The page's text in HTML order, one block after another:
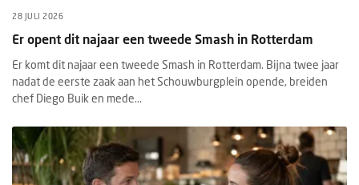
28 JULI 2026
Er opent dit najaar een tweede Smash in Rotterdam
Er komt dit najaar een tweede Smash in Rotterdam. Bijna twee jaar
nadat de eerste zaak aan het Schouwburgplein opende, breiden
chef Diego Buik en mede...